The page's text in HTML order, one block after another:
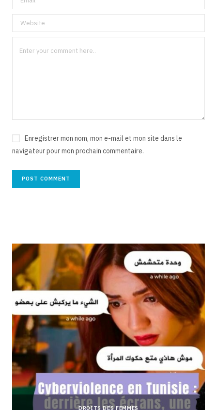
Enregistrer mon nom, mon e-mail et mon site dans le
navigateur pour mon prochain commentaire.
DROITS DES FEMMES